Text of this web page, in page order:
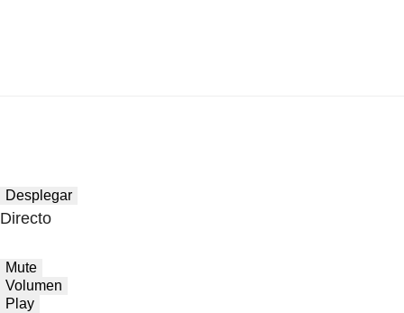
Desplegar
Directo
Mute
Volumen
Play